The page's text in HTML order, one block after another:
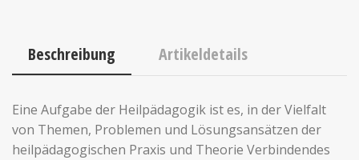
Beschreibung Artikeldetails
Eine Aufgabe der Heilpädagogik ist es, in der Vielfalt
von Themen, Problemen und Lösungsansätzen der
heilpädagogischen Praxis und Theorie Verbindendes